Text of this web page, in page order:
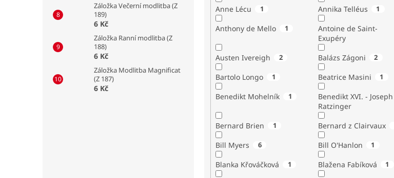
Záložka Večerní modlitba (Z
189)
6 Kč
Záložka Ranní modlitba (Z
188)
6 Kč
Záložka Modlitba Magnificat
(Z 187)
6 Kč
Anne Lécu 1 Annika Telléus 1
Anthony de Mello 1
Antoine de Saint-
Exupéry
Austen Ivereigh 2 Balázs Zágoni 2
Bartolo Longo 1 Beatrice Masini 1
Benedikt Mohelník 1
Benedikt XVI. - Joseph
Ratzinger
Bernard Brien 1 Bernard z Clairvaux
Bill Myers 6 Bill O'Hanlon 1
Blanka Křováčková 1 Blažena Fabíková 1